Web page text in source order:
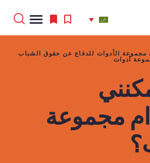
الأدوات للدفاع عن حقوق الشباب
أدوات
مجموعة